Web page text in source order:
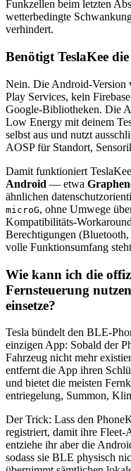
Funkzellen beim letzten
wetterbedingte
verhindert.
Benötigt TeslaKee
Nein. Die Android-Version
Play Services, kein
Google-Bibliotheken. Die
Low Energy mit deinem
selbst aus und nutzt
AOSP für Standort,
Damit funktioniert
Android — etwa
ähnlichen
microG, ohne Umwege
Kompatibilitäts-
Berechtigungen
volle Funktionsumfang
Wie kann ich die
Fernsteuerung
einsetze?
Tesla bündelt den BLE-
einzigen App: Sobald der
Fahrzeug nicht mehr
entfernt die App ihren
und bietet die meisten
entriegelung, Summon,
Der Trick: Lass den
registriert, damit ihre
entziehe ihr aber die
sodass sie BLE physisch